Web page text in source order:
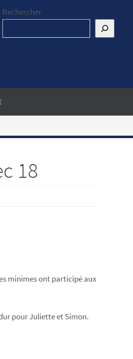
Rechercher
18
minimes ont participé aux
pour Juliette et Simon.